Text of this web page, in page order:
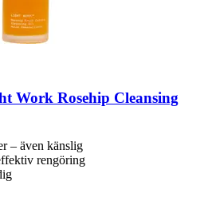
Work Rosehip Cleansing
– även känslig
rengöring